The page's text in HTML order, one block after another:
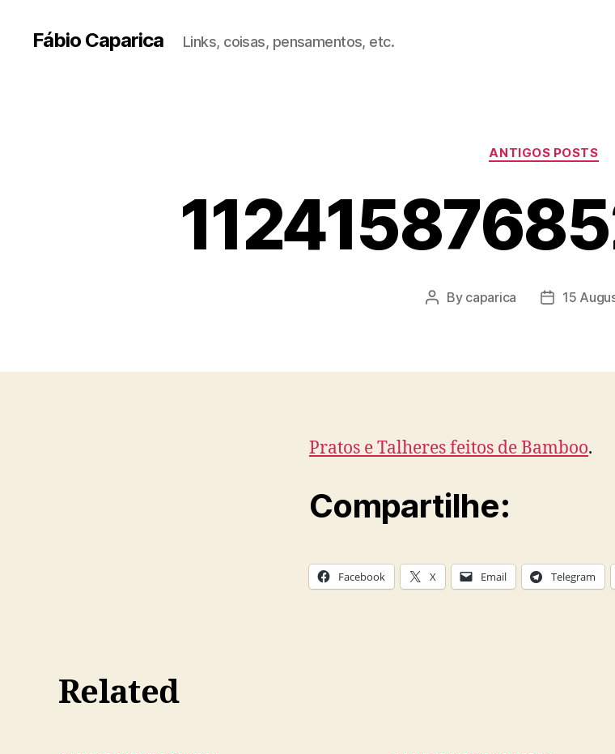
Fábio Caparica Links, coisas, pensamentos, etc.
Categories
ANTIGOS POSTS
Post
By caparica
Post
15
Pratos e Talheres feitos de Bamboo.
Compartilhe:
Facebook X Email Telegram
Related